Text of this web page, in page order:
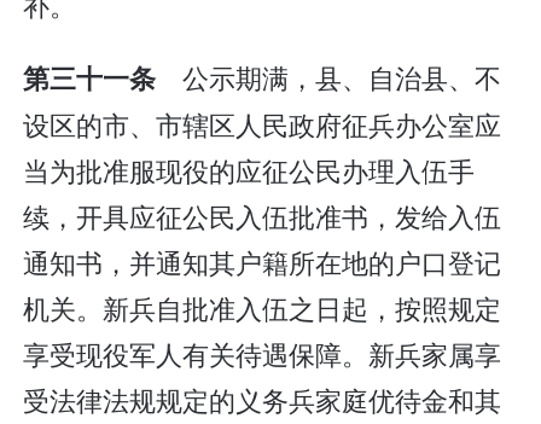
第三十一条 公示期满，县、自治县、不
设区的市、市辖区人民政府征兵办公室应
当为批准服现役的应征公民办理入伍手
续，开具应征公民入伍批准书，发给入伍
通知书，并通知其户籍所在地的户口登记
机关。新兵自批准入伍之日起，按照规定
享受现役军人有关待遇保障。新兵家属享
受法律法规规定的义务兵家庭优待金和其